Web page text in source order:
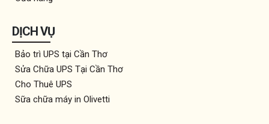
DỊCH VỤ
Bảo trì UPS tại Cần Thơ
Sửa Chữa UPS Tại Cần Thơ
Cho Thuê UPS
Sữa chữa máy in Olivetti